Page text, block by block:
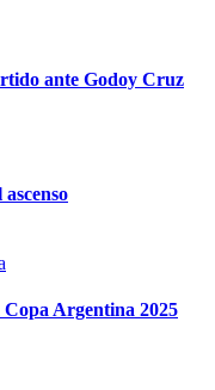
ante Godoy Cruz
Argentina 2025